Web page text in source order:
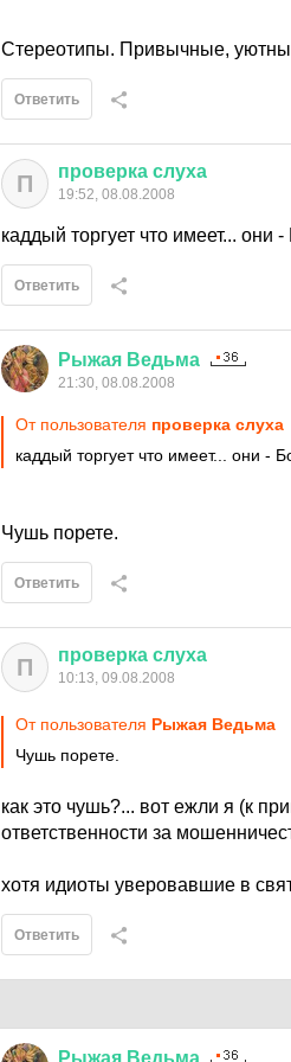
Стереотипы. Привычные,
Ответить
П проверка слуха
19:52, 08.08.2008
каддый торгует что имеет... они
Ответить
Рыжая Ведьма
21:30, 08.08.2008
От пользователя проверка слуха
каддый торгует что имеет... они -
Чушь порете.
Ответить
П проверка слуха
10:13, 09.08.2008
От пользователя Рыжая Ведьма
Чушь порете.
как это чушь?... вот ежли я (к
ответственности за
хотя идиоты уверовавшие в
Ответить
Рыжая Ведьма